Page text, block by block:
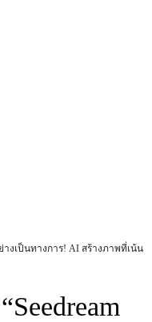
ย่างเป็นทางการ! AI สร้างภาพที่เน้น